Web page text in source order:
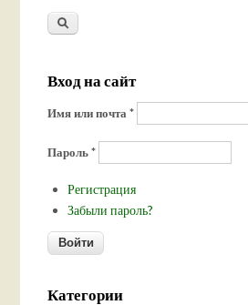
Вход на сайт
Имя или почта*
Пароль*
Регистрация
Забыли пароль?
Категории